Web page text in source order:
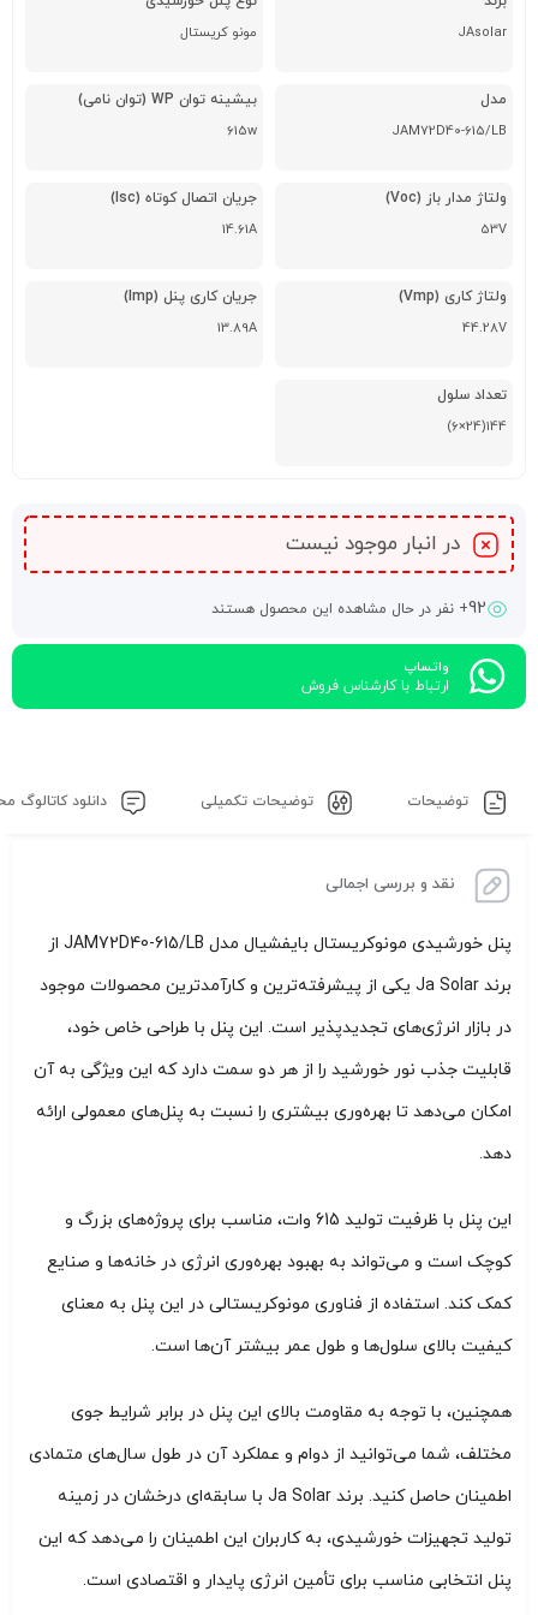
JAsolar
مونو کریستال
مدل
JAM72D40-615/LB
بیشینه توان WP (توان نامی)
615w
ولتاژ مدار باز (Voc)
53V
جریان اتصال کوتاه (Isc)
14.61A
ولتاژ کاری (Vmp)
44.28V
جریان کاری پنل (Imp)
13.89A
تعداد سلول
144(24×6)
در انبار موجود نیست
92+ نفر در حال مشاهده این محصول هستند
واتساپ
ارتباط با کارشناس فروش
توضیحات توضیحات تکمیلی دانلود کاتالوگ
نقد و بررسی اجمالی
پنل خورشیدی مونوکریستال بایفشیال مدل JAM72D40-615/LB از
برند Ja Solar یکی از پیشرفته‌ترین و کارآمدترین محصولات موجود
در بازار انرژی‌های تجدیدپذیر است. این پنل با طراحی خاص خود،
قابلیت جذب نور خورشید را از هر دو سمت دارد که این ویژگی به آن
امکان می‌دهد تا بهره‌وری بیشتری را نسبت به پنل‌های معمولی ارائه
دهد.
این پنل با ظرفیت تولید 615 وات، مناسب برای پروژه‌های بزرگ و
کوچک است و می‌تواند به بهبود بهره‌وری انرژی در خانه‌ها و صنایع
کمک کند. استفاده از فناوری مونوکریستالی در این پنل به معنای
کیفیت بالای سلول‌ها و طول عمر بیشتر آن‌ها است.
همچنین، با توجه به مقاومت بالای این پنل در برابر شرایط جوی
مختلف، شما می‌توانید از دوام و عملکرد آن در طول سال‌های متمادی
اطمینان حاصل کنید. برند Ja Solar با سابقه‌ای درخشان در زمینه
تولید تجهیزات خورشیدی، به کاربران این اطمینان را می‌دهد که این
پنل انتخابی مناسب برای تأمین انرژی پایدار و اقتصادی است.